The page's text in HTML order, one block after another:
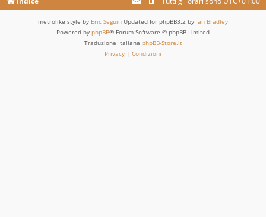
metrolike style by Eric Seguin Updated for phpBB3.2 by Ian Bradley
Powered by phpBB® Forum Software © phpBB Limited
Traduzione Italiana phpBB-Store.it
Privacy | Condizioni